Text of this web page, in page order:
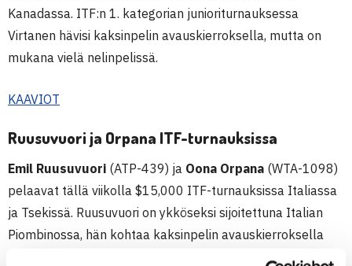
Kanadassa. ITF:n 1. kategorian junioriturnauksessa
Virtanen hävisi kaksinpelin avauskierroksella, mutta on
mukana vielä nelinpelissä.
KAAVIOT
Ruusuvuori ja Orpana ITF-turnauksissa
Emil Ruusuvuori (ATP-439) ja Oona Orpana (WTA-1098)
pelaavat tällä viikolla $15,000 ITF-turnauksissa Italiassa
ja Tsekissä. Ruusuvuori on ykköseksi sijoitettuna Italian
Piombinossa, hän kohtaa kaksinpelin avauskierroksella
(ATP-1604). Orpana on